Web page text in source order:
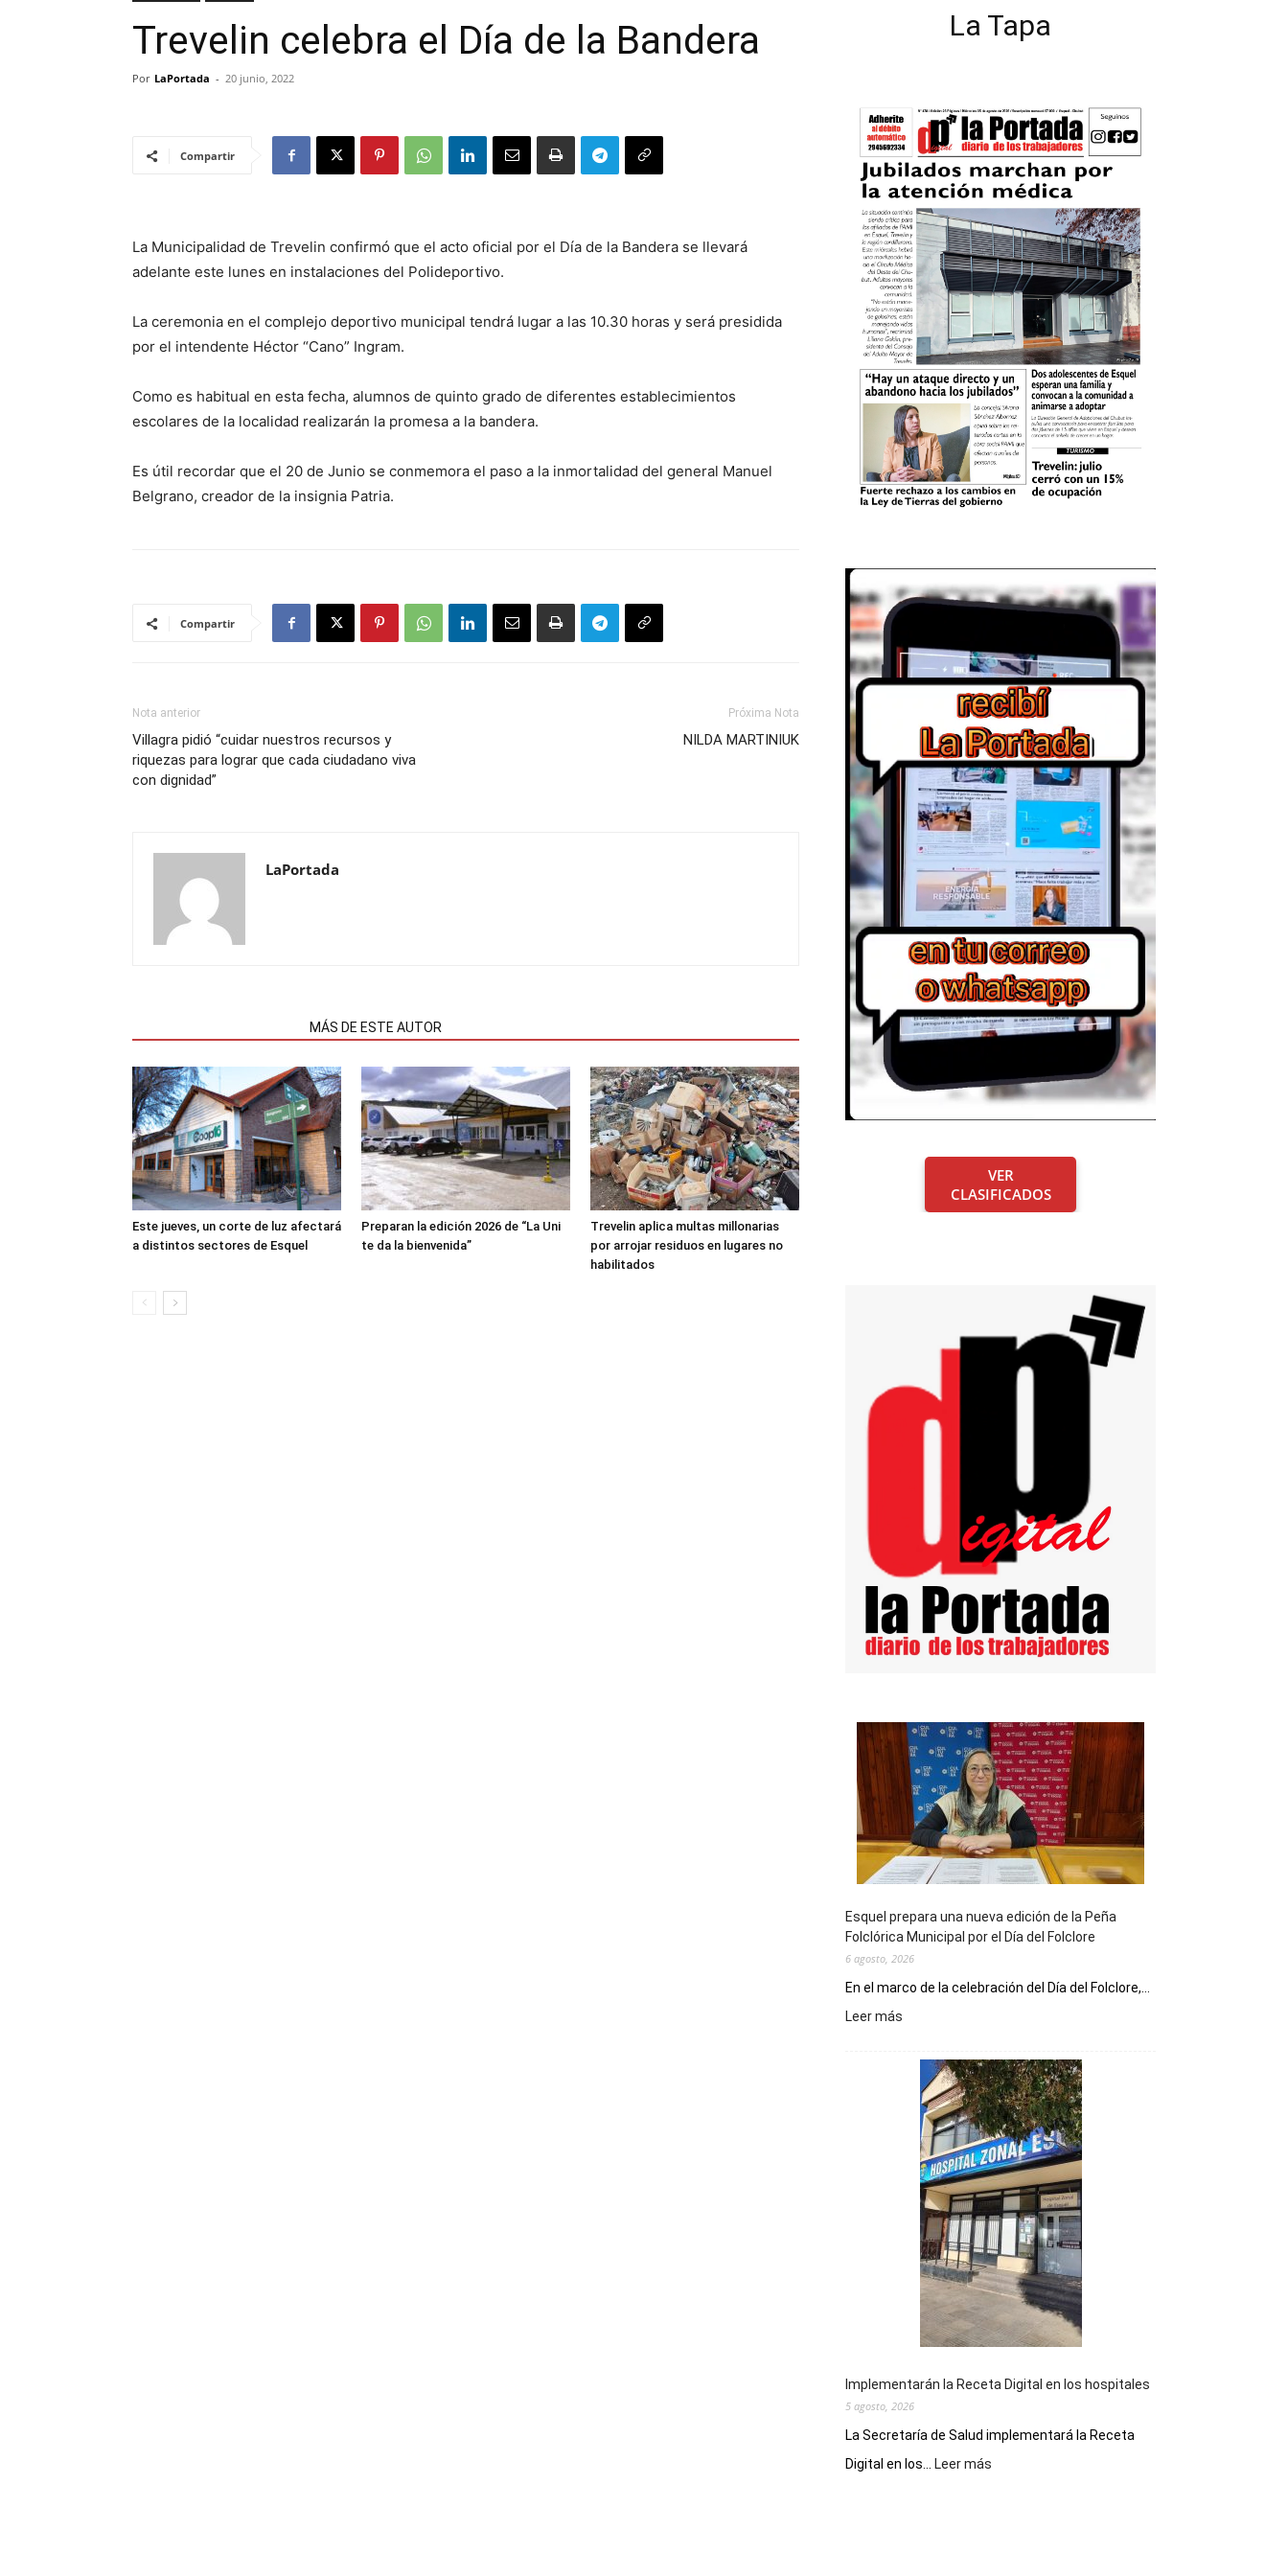
Trevelin celebra el Día de la Bandera
Por LaPortada - 20 junio, 2022
Compartir
La Municipalidad de Trevelin confirmó que el acto oficial por el Día de la Bandera se llevará
adelante este lunes en instalaciones del Polideportivo.
La ceremonia en el complejo deportivo municipal tendrá lugar a las 10.30 horas y será presidida
por el intendente Héctor “Cano” Ingram.
Como es habitual en esta fecha, alumnos de quinto grado de diferentes establecimientos
escolares de la localidad realizarán la promesa a la bandera.
Es útil recordar que el 20 de Junio se conmemora el paso a la inmortalidad del general Manuel
Belgrano, creador de la insignia Patria.
Compartir
Nota anterior
Villagra pidió “cuidar nuestros recursos y
riquezas para lograr que cada ciudadano viva
con dignidad”
Próxima Nota
NILDA MARTINIUK
LaPortada
MÁS DE ESTE AUTOR
Este jueves, un corte de luz afectará
a distintos sectores de Esquel
Preparan la edición 2026 de “La Uni
te da la bienvenida”
Trevelin aplica multas millonarias
por arrojar residuos en lugares no
habilitados
La Tapa
VER
CLASIFICADOS
Esquel prepara una nueva edición de la Peña
Folclórica Municipal por el Día del Folclore
6 agosto, 2026
En el marco de la celebración del Día del Folclore,...
Leer más
nueva
edición
Peña
Folclórica
Municipal
por
Día
Folclore
Implementarán la Receta Digital en los hospitales
5 agosto, 2026
La Secretaría de Salud implementará la Receta
Digital en los...
Leer más